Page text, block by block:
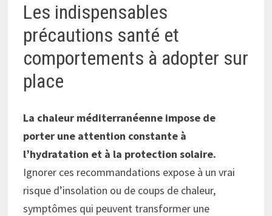
Les indispensables
précautions santé et
comportements à adopter sur
place
La chaleur méditerranéenne impose de
porter une attention constante à
l’hydratation et à la protection solaire.
Ignorer ces recommandations expose à un vrai
risque d’insolation ou de coups de chaleur,
symptômes qui peuvent transformer une